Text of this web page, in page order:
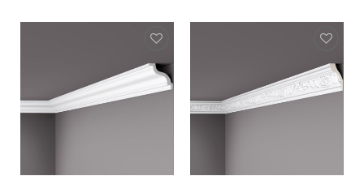
Legg til
i
ønskeliste
Legg til
i
ønskeliste